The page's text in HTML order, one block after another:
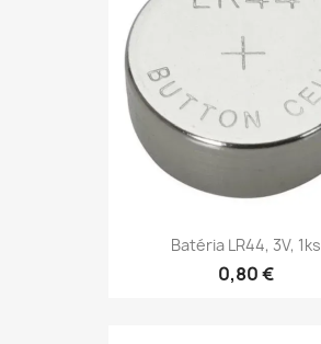
Batéria LR44, 3V, 1ks
0,80 €